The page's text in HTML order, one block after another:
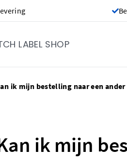
LABEL SHOP
ik mijn bestelling naar een
ik mijn